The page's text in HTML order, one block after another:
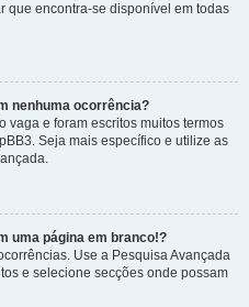
que encontra-se disponível em todas
nenhuma ocorrência?
vaga e foram escritos muitos termos
Seja mais específico e utilize as
uma página em branco!?
Use a Pesquisa Avançada
e selecione secções onde possam